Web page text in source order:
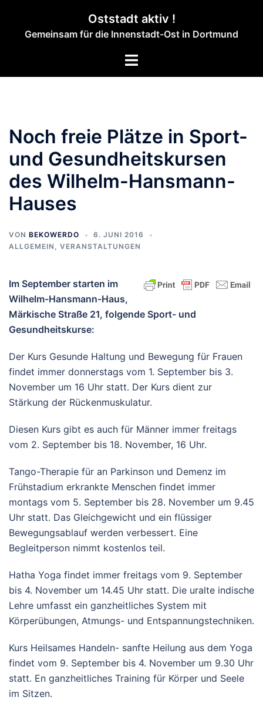
springen
Oststadt aktiv !
Gemeinsam für die Innenstadt-Ost in Dortmund
Menü
Noch freie Plätze in Sport-
und Gesundheitskursen
des Wilhelm-Hansmann-
Hauses
VON BEKOWERDO
6. JUNI 2016
ALLGEMEIN , VERANSTALTUNGEN
Im September starten im
Wilhelm-Hansmann-Haus,
Märkische Straße 21, folgende Sport- und
Gesundheitskurse:
Der Kurs Gesunde Haltung und Bewegung für Frauen
findet immer donnerstags vom 1. September bis 3.
November um 16 Uhr statt. Der Kurs dient zur
Stärkung der Rückenmuskulatur.
Diesen Kurs gibt es auch für Männer immer freitags
vom 2. September bis 18. November, 16 Uhr.
Tango-Therapie für an Parkinson und Demenz im
Frühstadium erkrankte Menschen findet immer
montags vom 5. September bis 28. November um 9.45
Uhr statt. Das Gleichgewicht und ein flüssiger
Bewegungsablauf werden verbessert. Eine
Begleitperson nimmt kostenlos teil.
Hatha Yoga findet immer freitags vom 9. September
bis 4. November um 14.45 Uhr statt. Die uralte indische
Lehre umfasst ein ganzheitliches System mit
Körperübungen, Atmungs- und Entspannungstechniken.
Kurs Heilsames Handeln- sanfte Heilung aus dem Yoga
findet vom 9. September bis 4. November um 9.30 Uhr
statt. En ganzheitliches Training für Körper und Seele
im Sitzen.